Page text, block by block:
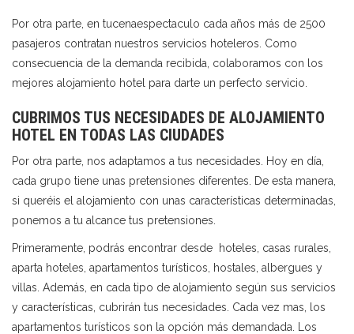
Por otra parte, en tucenaespectaculo cada años más de 2500
pasajeros contratan nuestros servicios hoteleros. Como
consecuencia de la demanda recibida, colaboramos con los
mejores alojamiento hotel para darte un perfecto servicio.
CUBRIMOS TUS NECESIDADES DE ALOJAMIENTO
HOTEL EN TODAS LAS CIUDADES
Por otra parte, nos adaptamos a tus necesidades. Hoy en día,
cada grupo tiene unas pretensiones diferentes. De esta manera,
si queréis el alojamiento con unas características determinadas,
ponemos a tu alcance tus pretensiones.
Primeramente, podrás encontrar desde hoteles, casas rurales,
aparta hoteles, apartamentos turísticos, hostales, albergues y
villas. Además, en cada tipo de alojamiento según sus servicios
y características, cubrirán tus necesidades. Cada vez mas, los
apartamentos turísticos son la opción más demandada. Los